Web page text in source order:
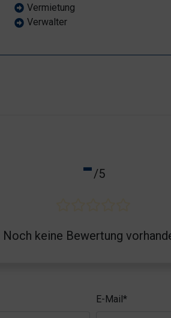
Vermietung
Verwalter
-/5
Noch keine Bewertung
E-Mail*